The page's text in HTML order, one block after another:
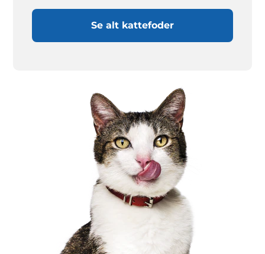
Se alt kattefoder